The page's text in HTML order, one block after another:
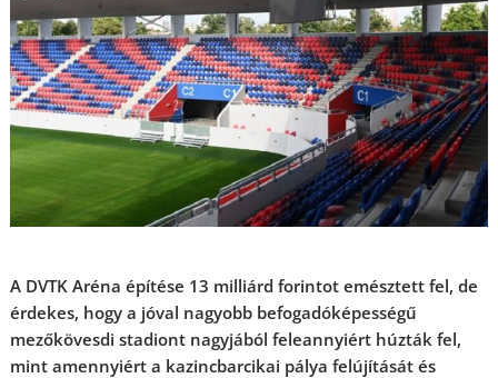
A DVTK Aréna építése 13 milliárd forintot emésztett fel, de
érdekes, hogy a jóval nagyobb befogadóképességű
mezőkövesdi stadiont nagyjából feleannyiért húzták fel,
mint amennyiért a kazincbarcikai pálya felújítását és